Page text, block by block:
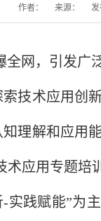
作者： 来源：
全网，引发广
技术应用创
理解和应用
术应用专题培
-实践赋能”为